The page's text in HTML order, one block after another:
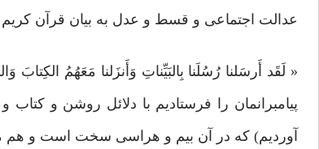
عدالت اجتماعی و قسط و عدل به بیان قرآن
پیامبرانمان را فرستادیم با دلائل روشن و
آوردیم) که در آن بیم و هراسی سخت است و هم